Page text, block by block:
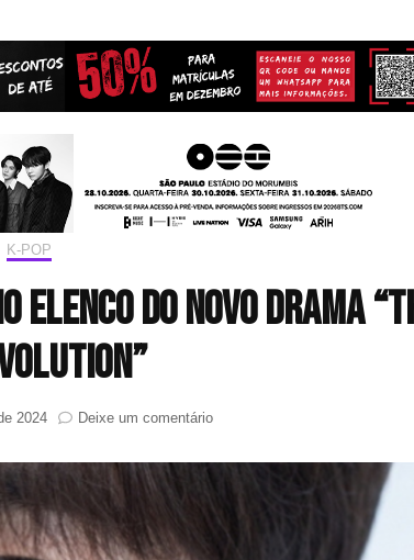
K-POP
elenco do novo drama
2024 Deixe um comentárioem
Yohan
confirmado